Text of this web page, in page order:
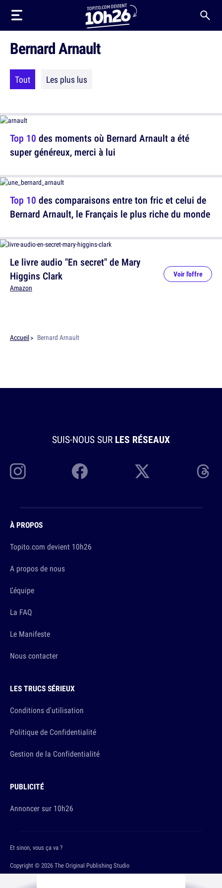
Bernard Arnault
Tout Les plus lus
Top 10 des moments où Bernard Arnault a été
super généreux, merci à lui
Top 10 des comparaisons entre ton fric et celui de
Bernard Arnault, le Français le plus riche du monde
Le livre audio "En secret" de Mary
Higgins Clark
Amazon
Voir l'offre
Accueil Bernard Arnault
SUIS-NOUS SUR LES RÉSEAUX
À PROPOS
Topito.com devient 10h26
A propos de nous
L'équipe
La FAQ
Le Manifeste
Nous contacter
LES TRUCS SÉRIEUX
Conditions d'utilisation
Politique de Confidentialité
Gestion de la Confidentialité
PUBLICITÉ
Annoncer sur 10h26
Copyright © 2026 The Original Publishing Studio
Et sinon, vous ça va ?